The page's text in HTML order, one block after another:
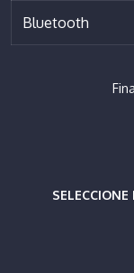
Bluetooth